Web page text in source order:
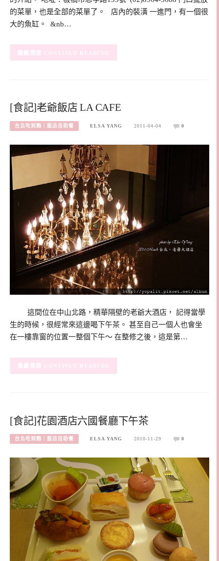
的菜單，也是全部的菜單了。 店內的裝潢 一進門，有一個很
大的魚缸。 &nb…
CONTINUE READING
[食記]老爺飯店 LA CAFE
台北吃到飽｜飯店自助餐 ELSA YANG 2011-04-04 0
這間位在中山北路，精華隔壁的老爺大酒店， 記得當學
生的時候，很經常來這邊喝下午茶。 甚至自己一個人也會坐
在一樓靠窗的位置一整個下午～ 在整修之後，這是第…
CONTINUE READING
[食記]花園酒店六國餐廳下午茶
台北吃到飽｜飯店自助餐 ELSA YANG 2010-11-29 0